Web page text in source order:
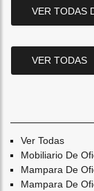
VER TODAS
VER TODAS
Ver Todas
Mobiliario De
Mampara De
Mampara De